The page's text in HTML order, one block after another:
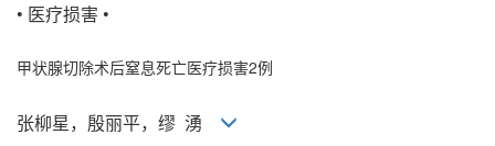
• 医疗损害 •
甲状腺切除术后窒息死亡医疗损害2例
张柳星，殷丽平，缪 湧